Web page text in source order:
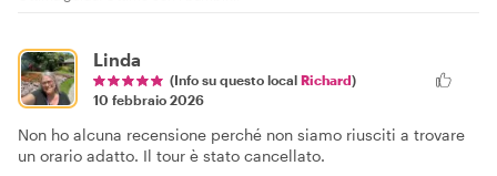
Linda
(Info su questo local Richard)
10 febbraio 2026
Non ho alcuna recensione perché non siamo riusciti a trovare
un orario adatto. Il tour è stato cancellato.